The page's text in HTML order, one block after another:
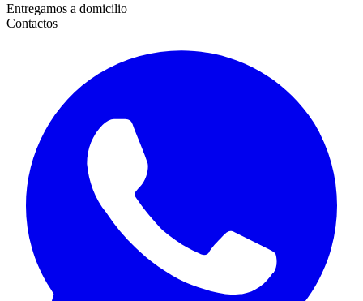
Entregamos a domicilio
Contactos